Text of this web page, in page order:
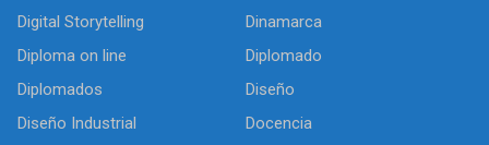
Digital Storytelling
Dinamarca
Diploma on line
Diplomado
Diplomados
Diseño
Diseño Industrial
Docencia